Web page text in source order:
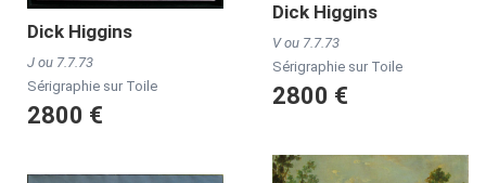
Dick Higgins
V ou 7.7.73
Sérigraphie sur Toile
2800 €
Dick Higgins
J ou 7.7.73
Sérigraphie sur Toile
2800 €